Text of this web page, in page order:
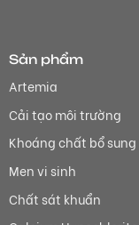
Sản phẩm
Artemia
Cải tạo môi trường
Khoáng chất bổ sung
Men vi sinh
Chất sát khuẩn